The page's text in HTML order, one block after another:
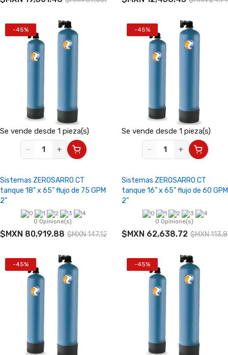
-45%
Se vende desde 1 pieza(s)
−
+
Sistemas ZEROSARRO CT
tanque 18” x 65” flujo de 75 GPM
2”
0 Opinione(s)
$MXN 80,919.88 $MXN 147,127.06
-45%
Se vende desde 1 pieza(s)
−
+
Sistemas ZEROSARRO CT
tanque 16” x 65” flujo de 60 GPM
2”
0 Opinione(s)
$MXN 62,638.72 $MXN
-45% -45%